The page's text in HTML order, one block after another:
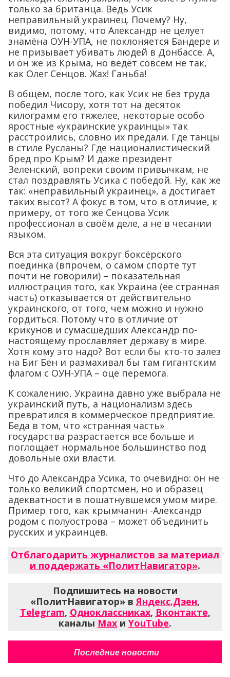
только за британца. Ведь Усик
неправильный украинец. Почему? Ну,
видимо, потому, что Александр не целует
знамёна ОУН-УПА, не поклоняется Бандере и
не призывает убивать людей в Донбассе. А,
и он же из Крыма, но ведёт совсем не так,
как Олег Сенцов. Жах! Ганьба!
В общем, после того, как Усик не без труда
победил Чисору, хотя тот на десяток
килограмм его тяжелее, некоторые особо
яростные «украинские украинцы» так
расстроились, словно их предали. Где танцы
в стиле Русланы? Где националистический
бред про Крым? И даже президент
Зеленский, вопреки своим привычкам, не
стал поздравлять Усика с победой. Ну, как же
так: «неправильный украинец», а достигает
таких высот? А фокус в том, что в отличие, к
примеру, от того же Сенцова Усик
профессионал в своём деле, а не в чесании
языком.
Вся эта ситуация вокруг боксёрского
поединка (впрочем, о самом спорте тут
почти не говорили) – показательная
иллюстрация того, как Украина (ее странная
часть) отказывается от действительно
украинского, от того, чем можно и нужно
гордиться. Потому что в отличие от
крикунов и сумасшедших Александр по-
настоящему прославляет державу в мире.
Хотя кому это надо? Вот если бы кто-то залез
на Биг Бен и размахивал бы там гигантским
флагом с ОУН-УПА – оце перемога.
К сожалению, Украина давно уже выбрала не
украинский путь, а национализм здесь
превратился в коммерческое предприятие.
Беда в том, что «странная часть»
государства разрастается все больше и
поглощает нормальное большинство под
довольные охи власти.
Что до Александра Усика, то очевидно: он не
только великий спортсмен, но и образец
адекватности в пошатнувшемся умом мире.
Пример того, как крымчанин -Александр
родом с полуострова – может объединить
русских и украинцев.
Отблагодарить журналистов за материал
и поддержать «ПолитНавигатор».
Подпишитесь на новости
«ПолитНавигатор» вЯндекс.Дзен,
Telegram, Одноклассниках, Вконтакте,
каналы Max и YouTube.
Последние новости